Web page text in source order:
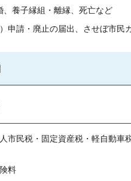
、養子縁組・離縁、死亡など
申請・廃止の届出、させぼ市民
市民税・固定資産税・軽自動車税
料